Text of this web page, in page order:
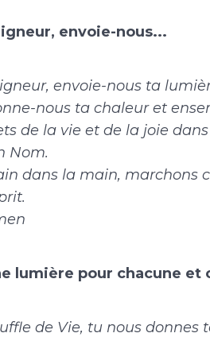
envoie-nous...
envoie-nous ta
nous ta chaleur et
de la vie et de la joie
Nom.
dans la main, marchons
lumière pour chacune et
de Vie, tu nous donnes